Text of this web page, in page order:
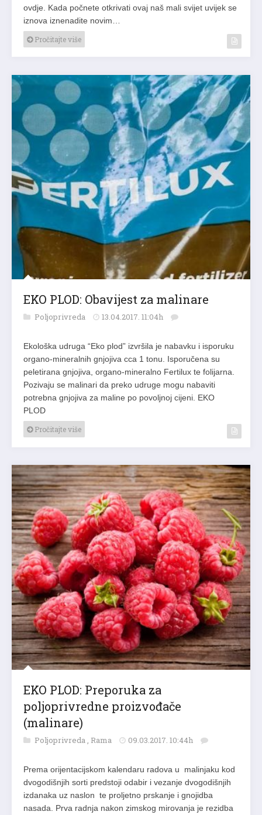
ovdje. Kada počnete otkrivati ovaj naš mali svijet uvijek se
iznova iznenadite novim…
Pročitajte više
EKO PLOD: Obavijest za malinare
Poljoprivreda 13.04.2017. 11:04h
Ekološka udruga “Eko plod” izvršila je nabavku i isporuku
organo-mineralnih gnjojiva cca 1 tonu. Isporučena su
peletirana gnjojiva, organo-mineralno Fertilux te folijarna.
Pozivaju se malinari da preko udruge mogu nabaviti
potrebna gnjojiva za maline po povoljnoj cijeni. EKO
PLOD
Pročitajte više
EKO PLOD: Preporuka za
poljoprivredne proizvođače
(malinare)
Poljoprivreda , Rama 09.03.2017. 10:44h
Prema orijentacijskom kalendaru radova u malinjaku kod
dvogodišnjih sorti predstoji odabir i vezanje dvogodišnjih
izdanaka uz naslon te proljetno prskanje i gnojidba
nasada. Prva radnja nakon zimskog mirovanja je rezidba